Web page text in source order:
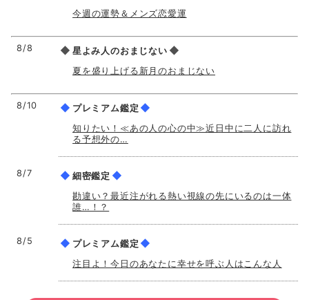
今週の運勢＆メンズ恋愛運
8/8 ◆ 星よみ人のおまじない ◆
夏を盛り上げる新月のおまじない
8/10 ◆ プレミアム鑑定 ◆
知りたい！≪あの人の心の中≫近日中に二人に訪れ
る予想外の…
8/7 ◆ 細密鑑定 ◆
勘違い？最近注がれる熱い視線の先にいるのは一体
誰…！？
8/5 ◆ プレミアム鑑定 ◆
注目よ！今日のあなたに幸せを呼ぶ人はこんな人